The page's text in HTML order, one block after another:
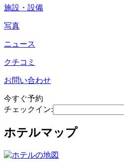
施設・設備
写真
ニュース
クチコミ
お問い合わせ
今すぐ予約
チェックイン:
ホテルマップ